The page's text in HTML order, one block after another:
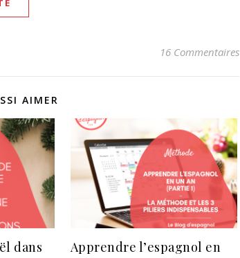
16 Commentaires
AIMER
dans
Apprendre l’espagnol en